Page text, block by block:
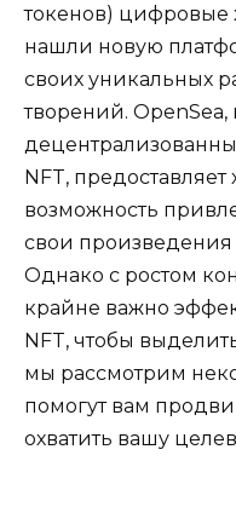
токенов) цифровые
нашли новую
своих уникальных
творений.
NFT,
возможность
свои
Однако с ростом
крайне важно
NFT, чтобы
мы рассмотрим
помогут вам
охватить вашу